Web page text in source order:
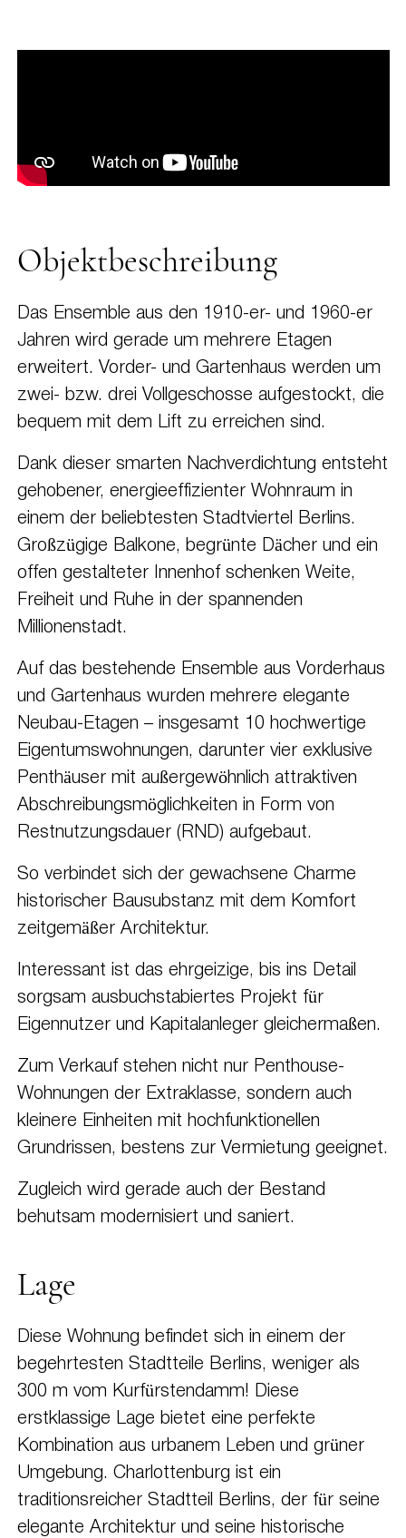
Objektbeschreibung
Das Ensemble aus den 1910-er- und 1960-er
Jahren wird gerade um mehrere Etagen
erweitert. Vorder- und Gartenhaus werden um
zwei- bzw. drei Vollgeschosse aufgestockt, die
bequem mit dem Lift zu erreichen sind.
Dank dieser smarten Nachverdichtung entsteht
gehobener, energieeffizienter Wohnraum in
einem der beliebtesten Stadtviertel Berlins.
Großzügige Balkone, begrünte Dächer und ein
offen gestalteter Innenhof schenken Weite,
Freiheit und Ruhe in der spannenden
Millionenstadt.
Auf das bestehende Ensemble aus Vorderhaus
und Gartenhaus wurden mehrere elegante
Neubau-Etagen – insgesamt 10 hochwertige
Eigentumswohnungen, darunter vier exklusive
Penthäuser mit außergewöhnlich attraktiven
Abschreibungsmöglichkeiten in Form von
Restnutzungsdauer (RND) aufgebaut.
So verbindet sich der gewachsene Charme
historischer Bausubstanz mit dem Komfort
zeitgemäßer Architektur.
Interessant ist das ehrgeizige, bis ins Detail
sorgsam ausbuchstabiertes Projekt für
Eigennutzer und Kapitalanleger gleichermaßen.
Zum Verkauf stehen nicht nur Penthouse-
Wohnungen der Extraklasse, sondern auch
kleinere Einheiten mit hochfunktionellen
Grundrissen, bestens zur Vermietung geeignet.
Zugleich wird gerade auch der Bestand
behutsam modernisiert und saniert.
Lage
Diese Wohnung befindet sich in einem der
begehrtesten Stadtteile Berlins, weniger als
300 m vom Kurfürstendamm! Diese
erstklassige Lage bietet eine perfekte
Kombination aus urbanem Leben und grüner
Umgebung. Charlottenburg ist ein
traditionsreicher Stadtteil Berlins, der für seine
elegante Architektur und seine historische